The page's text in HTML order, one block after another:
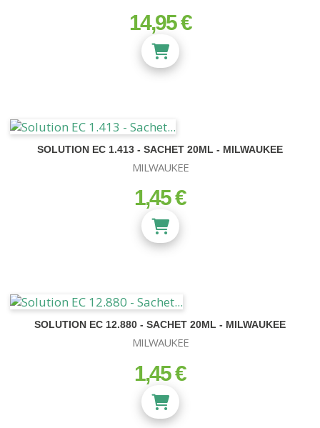
prix
14,95 €
SOLUTION EC 1.413 - SACHET 20ML - MILWAUKEE
MILWAUKEE
prix
1,45 €
SOLUTION EC 12.880 - SACHET 20ML - MILWAUKEE
MILWAUKEE
prix
1,45 €